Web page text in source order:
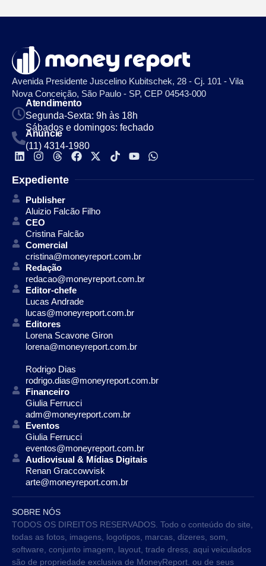
Avenida Presidente Juscelino Kubitschek, 28 - Cj. 101 - Vila
Nova Conceição, São Paulo - SP, CEP 04543-000
Atendimento
Segunda-Sexta: 9h às 18h
Sábados e domingos: fechado
Anuncie
(11) 4314-1980
Expediente
Publisher
Aluizio Falcão Filho
CEO
Cristina Falcão
Comercial
cristina@moneyreport.com.br
Redação
redacao@moneyreport.com.br
Editor-chefe
Lucas Andrade
lucas@moneyreport.com.br
Editores
Lorena Scavone Giron
lorena@moneyreport.com.br
Rodrigo Dias
rodrigo.dias@moneyreport.com.br
Financeiro
Giulia Ferrucci
adm@moneyreport.com.br
Eventos
Giulia Ferrucci
eventos@moneyreport.com.br
Audiovisual & Mídias Digitais
Renan Graccowvisk
arte@moneyreport.com.br
SOBRE NÓS
TODOS OS DIREITOS RESERVADOS. Todo o conteúdo do site,
todas as fotos, imagens, logotipos, marcas, dizeres, som,
software, conjunto imagem, layout, trade dress, aqui veiculados
são de propriedade exclusiva de MoneyReport. ou de seus